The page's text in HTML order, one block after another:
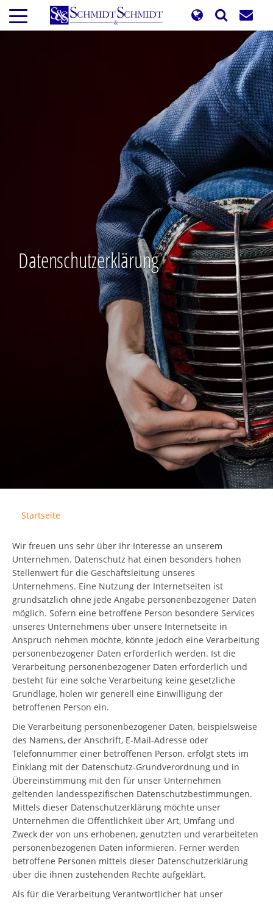
Direkt
zum
Inhalt
Datenschutzerklärung
Startseite
Wir freuen uns sehr über Ihr Interesse an unserem
Unternehmen. Datenschutz hat einen besonders hohen
Stellenwert für die Geschäftsleitung unseres
Unternehmens. Eine Nutzung der Internetseiten ist
grundsätzlich ohne jede Angabe personenbezogener Daten
möglich. Sofern eine betroffene Person besondere Services
unseres Unternehmens über unsere Internetseite in
Anspruch nehmen möchte, könnte jedoch eine Verarbeitung
personenbezogener Daten erforderlich werden. Ist die
Verarbeitung personenbezogener Daten erforderlich und
besteht für eine solche Verarbeitung keine gesetzliche
Grundlage, holen wir generell eine Einwilligung der
betroffenen Person ein.
Die Verarbeitung personenbezogener Daten, beispielsweise
des Namens, der Anschrift, E-Mail-Adresse oder
Telefonnummer einer betroffenen Person, erfolgt stets im
Einklang mit der Datenschutz-Grundverordnung und in
Übereinstimmung mit den für unser Unternehmen
geltenden landesspezifischen Datenschutzbestimmungen.
Mittels dieser Datenschutzerklärung möchte unser
Unternehmen die Öffentlichkeit über Art, Umfang und
Zweck der von uns erhobenen, genutzten und verarbeiteten
personenbezogenen Daten informieren. Ferner werden
betroffene Personen mittels dieser Datenschutzerklärung
über die ihnen zustehenden Rechte aufgeklärt.
Als für die Verarbeitung Verantwortlicher hat unser